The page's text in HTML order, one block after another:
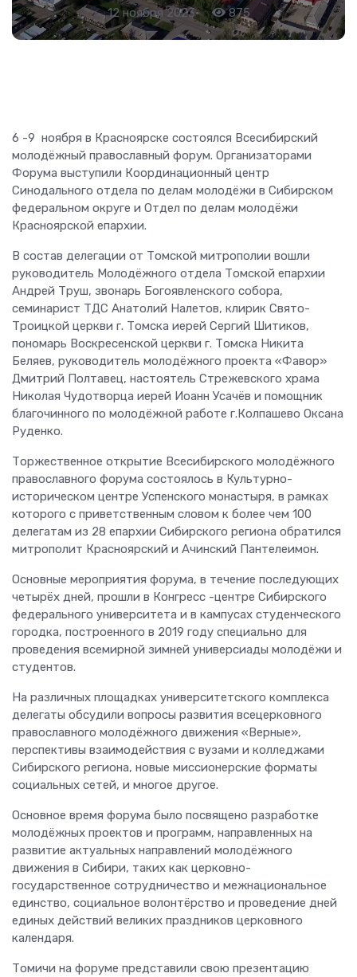
12 ноября 2023• 875
6 -9 ноября в Красноярске состоялся Всесибирский
молодёжный православный форум. Организаторами
Форума выступили Координационный центр
Синодального отдела по делам молодёжи в Сибирском
федеральном округе и Отдел по делам молодёжи
Красноярской епархии.
В состав делегации от Томской митрополии вошли
руководитель Молодёжного отдела Томской епархии
Андрей Труш, звонарь Богоявленского собора,
семинарист ТДС Анатолий Налетов, клирик Свято-
Троицкой церкви г. Томска иерей Сергий Шитиков,
пономарь Воскресенской церкви г. Томска Никита
Беляев, руководитель молодёжного проекта «Фавор»
Дмитрий Полтавец, настоятель Стрежевского храма
Николая Чудотворца иерей Иоанн Усачёв и помощник
благочинного по молодёжной работе г.Колпашево Оксана
Руденко.
Торжественное открытие Всесибирского молодёжного
православного форума состоялось в Культурно-
историческом центре Успенского монастыря, в рамках
которого с приветственным словом к более чем 100
делегатам из 28 епархии Сибирского региона обратился
митрополит Красноярский и Ачинский Пантелеимон.
Основные мероприятия форума, в течение последующих
четырёх дней, прошли в Конгресс -центре Сибирского
федерального университета и в кампусах студенческого
городка, построенного в 2019 году специально для
проведения всемирной зимней универсиады молодёжи и
студентов.
На различных площадках университетского комплекса
делегаты обсудили вопросы развития всецерковного
православного молодёжного движения «Верные»,
перспективы взаимодействия с вузами и колледжами
Сибирского региона, новые миссионерские форматы
социальных сетей, и многое другое.
Основное время форума было посвящено разработке
молодёжных проектов и программ, направленных на
развитие актуальных направлений молодёжного
движения в Сибири, таких как церковно-
государственное сотрудничество и межнациональное
единство, социальное волонтёрство и проведение дней
единых действий великих праздников церковного
календаря.
Томичи на форуме представили свою презентацию